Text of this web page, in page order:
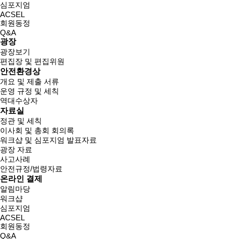
심포지엄
ACSEL
회원동정
Q&A
광장
광장보기
편집장 및 편집위원
안전환경상
개요 및 제출 서류
운영 규정 및 세칙
역대수상자
자료실
정관 및 세칙
이사회 및 총회 회의록
워크샵 및 심포지엄 발표자료
광장 자료
사고사례
안전규정/법령자료
온라인 결제
알림마당
워크샵
심포지엄
ACSEL
회원동정
Q&A